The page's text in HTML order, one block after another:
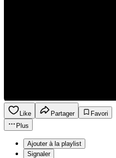
Like Partager
Favori
Plus
Ajouter à la playlist
Signaler